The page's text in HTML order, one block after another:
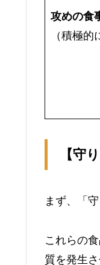
攻めの食
（積極的
【守
まず、「
これらの
質を発生